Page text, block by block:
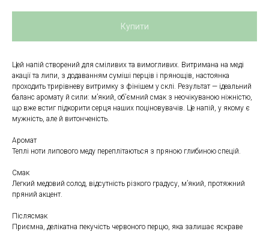
Купити
Цей напій створений для сміливих та вимогливих. Витримана на меді
акації та липи, з додаванням суміші перців і прянощів, настоянка
проходить трирівневу витримку з фінішем у склі. Результат — ідеальний
баланс аромату й сили: м’який, об’ємний смак з неочікуваною ніжністю,
що вже встиг підкорити серця наших поціновувачів. Це напій, у якому є
мужність, але й витонченість.
Аромат
Теплі ноти липового меду переплітаються з пряною глибиною спецій.
Смак
Легкий медовий солод, відсутність різкого градусу, м’який, протяжний
пряний акцент.
Післясмак
Приємна, делікатна пекучість червоного перцю, яка залишає яскраве